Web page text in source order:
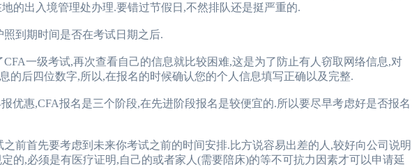
的出入境管理处办理.要错过节假日,不然排队还是挺严重的.
到期时间是否在考试日期之后.
一级考试,再次查看自己的信息就比较困难,这是为了防止有人窃取网络信息,对
的后四位数字,所以,在报名的时候确认您的个人信息填写正确以及完整.
惠,CFA报名是三个阶段,在先进阶段报名是较便宜的.所以要尽早考虑好是否报名
首先要考虑到未来你考试之前的时间安排.比方说容易出差的人,较好向公司说明
的,必须是有医疗证明,自己的或者家人(需要陪床)的等不可抗力因素才可以申请延